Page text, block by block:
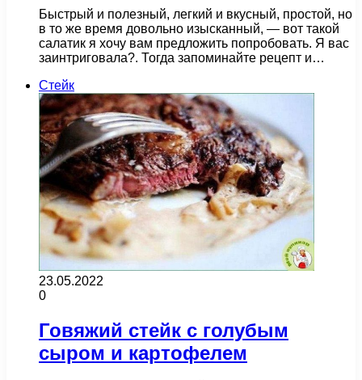
Быстрый и полезный, легкий и вкусный, простой, но
в то же время довольно изысканный, — вот такой
салатик я хочу вам предложить попробовать. Я вас
заинтриговала?. Тогда запоминайте рецепт и…
Стейк
23.05.2022
0
Говяжий стейк с голубым
сыром и картофелем